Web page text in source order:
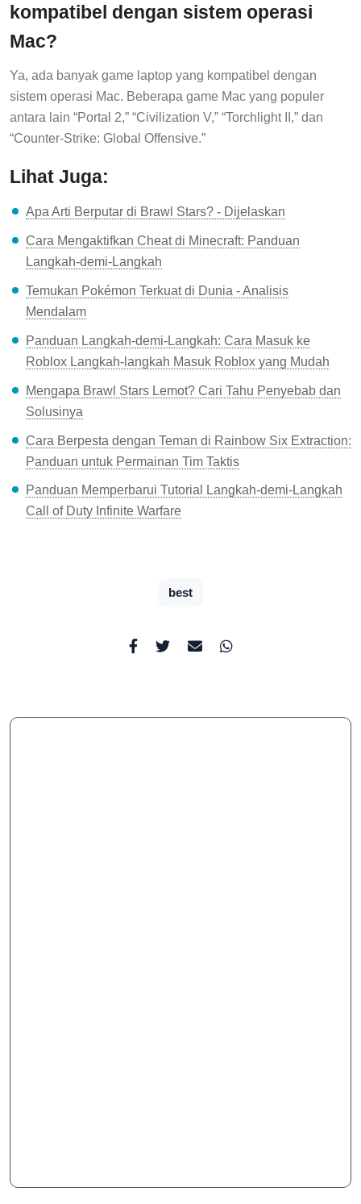
kompatibel dengan sistem operasi
Mac?
Ya, ada banyak game laptop yang kompatibel dengan
sistem operasi Mac. Beberapa game Mac yang populer
antara lain “Portal 2,” “Civilization V,” “Torchlight II,” dan
“Counter-Strike: Global Offensive.”
Lihat Juga:
Apa Arti Berputar di Brawl Stars? - Dijelaskan
Cara Mengaktifkan Cheat di Minecraft: Panduan
Langkah-demi-Langkah
Temukan Pokémon Terkuat di Dunia - Analisis
Mendalam
Panduan Langkah-demi-Langkah: Cara Masuk ke
Roblox Langkah-langkah Masuk Roblox yang Mudah
Mengapa Brawl Stars Lemot? Cari Tahu Penyebab dan
Solusinya
Cara Berpesta dengan Teman di Rainbow Six Extraction:
Panduan untuk Permainan Tim Taktis
Panduan Memperbarui Tutorial Langkah-demi-Langkah
Call of Duty Infinite Warfare
best